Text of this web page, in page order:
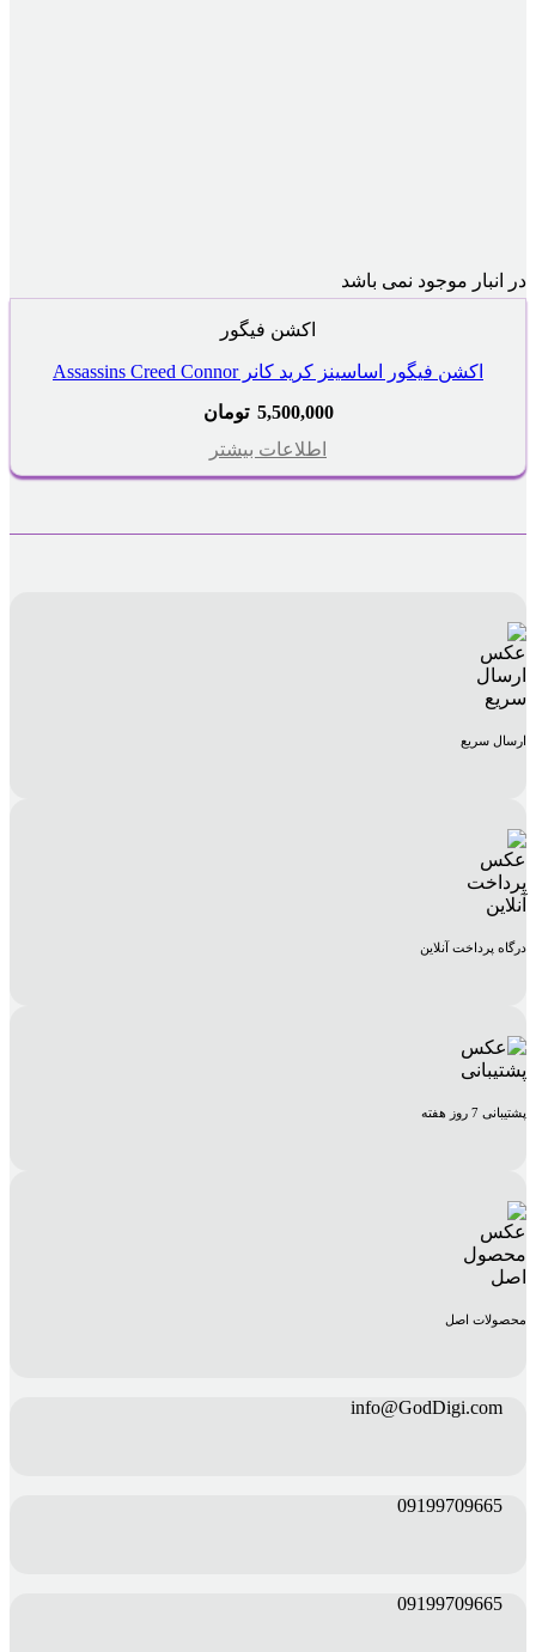
در انبار موجود نمی باشد
اکشن فیگور
اکشن فیگور اساسینز کرید کانر Assassins Creed Connor
5,500,000 تومان
اطلاعات بیشتر
ارسال سریع
درگاه پرداخت آنلاین
پشتیبانی 7 روز هفته
محصولات اصل
info@GodDigi.com
09199709665
09199709665